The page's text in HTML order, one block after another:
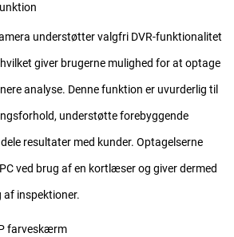
understøtter valgfri DVR-funktionalitet
giver brugerne mulighed for at optage
analyse. Denne funktion er uvurderlig til
understøtte forebyggende
resultater med kunder. Optagelserne
ved brug af en kortlæser og giver dermed
af inspektioner.
farveskærm